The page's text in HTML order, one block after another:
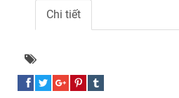
Chi tiết